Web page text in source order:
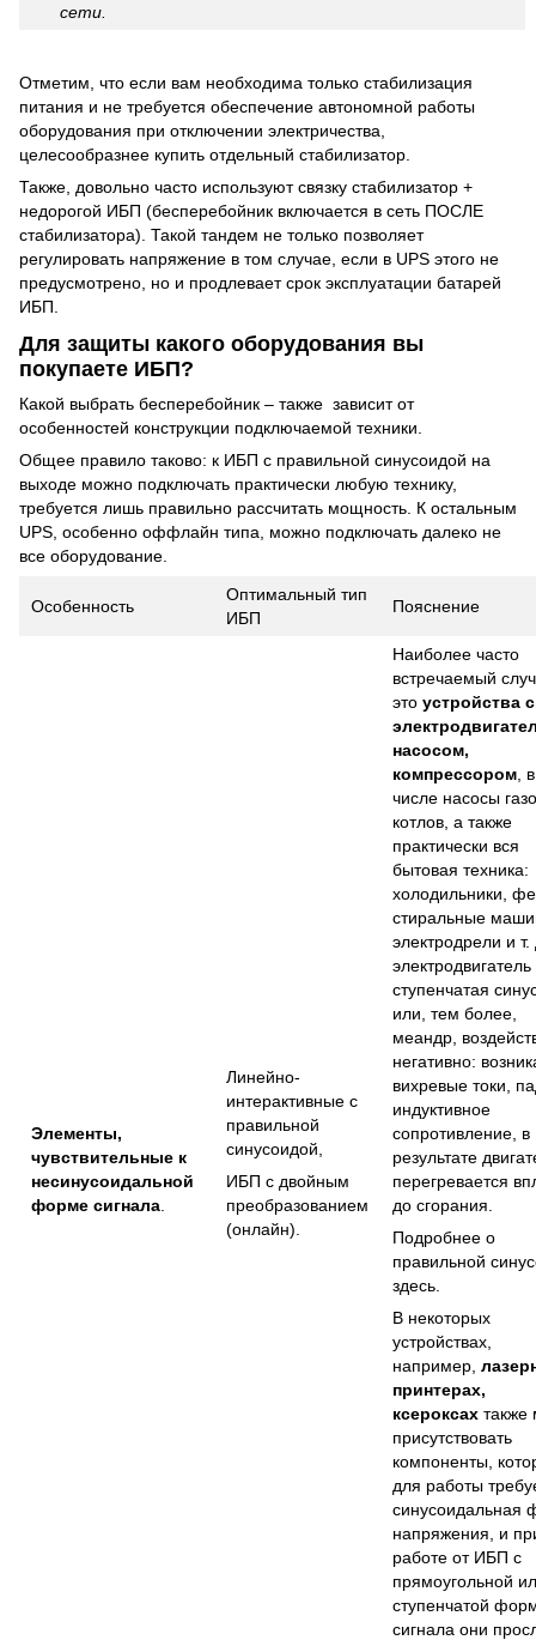
сети.
Отметим, что если вам необходима только стабилизация
питания и не требуется обеспечение автономной работы
оборудования при отключении электричества,
целесообразнее купить отдельный стабилизатор.
Также, довольно часто используют связку стабилизатор +
недорогой ИБП (бесперебойник включается в сеть ПОСЛЕ
стабилизатора). Такой тандем не только позволяет
регулировать напряжение в том случае, если в UPS этого не
предусмотрено, но и продлевает срок эксплуатации батарей
ИБП.
Для защиты какого оборудования вы
покупаете ИБП?
Какой выбрать бесперебойник – также зависит от
особенностей конструкции подключаемой техники.
Общее правило таково: к ИБП с правильной синусоидой на
выходе можно подключать практически любую технику,
требуется лишь правильно рассчитать мощность. К остальным
UPS, особенно оффлайн типа, можно подключать далеко не
все оборудование.
Особенность
Оптимальный тип
ИБП
Пояснение
Элементы,
чувствительные к
несинусоидальной
форме сигнала.
Линейно-
интерактивные с
правильной
синусоидой,
ИБП с двойным
преобразованием
(онлайн).
Наиболее часто
встречаемый
это устройства с
насосом,
компрессором,
числе насосы
котлов, а также
практически вся
бытовая техника:
холодильники,
стиральные
электродрели и
электродвигатель
ступенчатая
или, тем более,
меандр,
негативно:
вихревые токи,
индуктивное
сопротивление, в
результате
перегревается
до сгорания.
Подробнее о
правильной
здесь.
В некоторых
устройствах,
например,
принтерах,
ксероксах также
присутствовать
компоненты,
для работы
синусоидальная
напряжения, и
работе от ИБП с
прямоугольной
ступенчатой
сигнала они